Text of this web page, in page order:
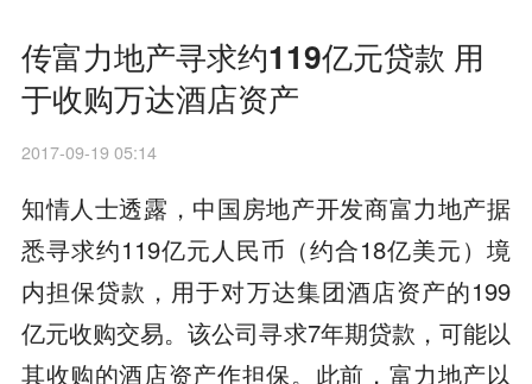
传富力地产寻求约119亿元贷款 用
于收购万达酒店资产
2017-09-19 05:14
知情人士透露，中国房地产开发商富力地产据
悉寻求约119亿元人民币（约合18亿美元）境
内担保贷款，用于对万达集团酒店资产的199
亿元收购交易。该公司寻求7年期贷款，可能以
其收购的酒店资产作担保。此前，富力地产以